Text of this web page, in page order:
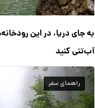
به جای دریا، در این
آب‌تنی کنید
راهنمای سفر